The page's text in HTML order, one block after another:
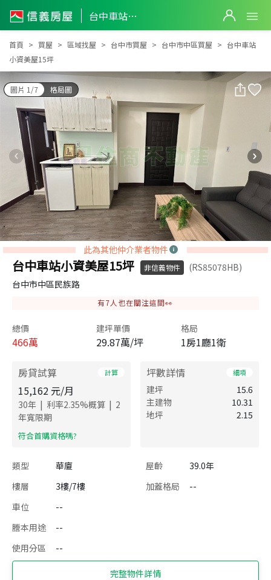
台中車站小資美屋15坪
台中車站小資美屋15坪
首頁 買屋 區域找屋 台中市買屋 台中市中區買屋
台中車站
小資美屋15坪
圖片 1/7 格局圖
此為其他仲介業者物件
台中車站小資美屋15坪 非信義物件
(RS85078HB)
台中市中區民族路
有7人也在關注這間👀
總價
466萬
建坪單價
29.87萬/坪
格局
1房1廳1衛
房貸試算 計算
15,162 元/月
30年 | 利率2.35%概算 | 2
年寬限期
​符合首購資格嗎?
坪數詳情 細項
建坪
15.6
主建物
10.31
地坪
2.15
類型 華廈 屋齡
39.0年
樓層
3樓/7樓 加蓋格局
--
車位
--
謄本用途
--
使用分區
--
完整物件詳情